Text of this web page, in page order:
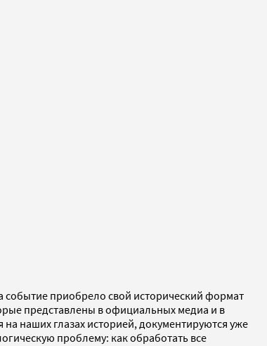
приобрело свой исторический формат
представлены в официальных медиа и в
наших глазах историей, документируются уже
проблему: как обработать все